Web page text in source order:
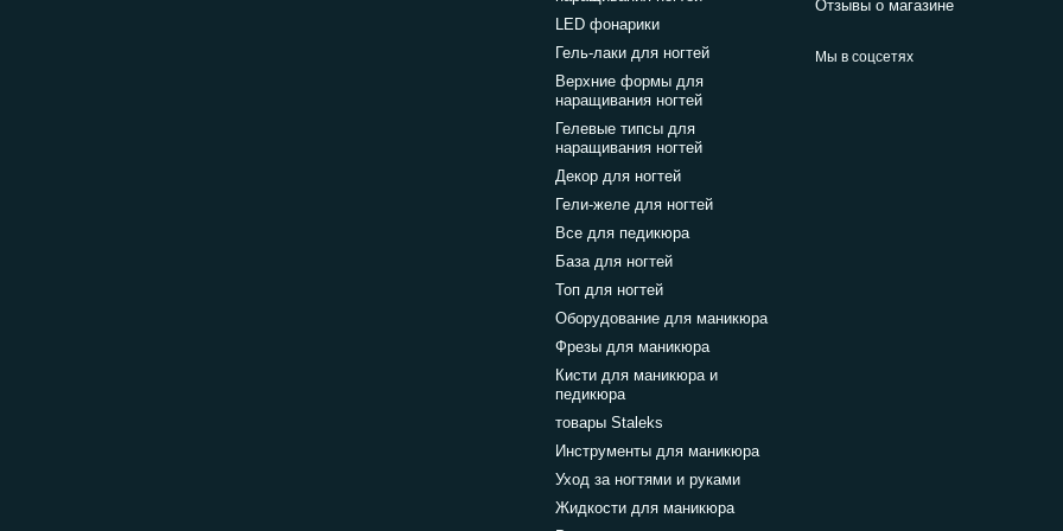
LED фонарики
Гель-лаки для ногтей
Верхние формы для
наращивания ногтей
Гелевые типсы для
наращивания ногтей
Декор для ногтей
Гели-желе для ногтей
Все для педикюра
База для ногтей
Топ для ногтей
Оборудование для маникюра
Фрезы для маникюра
Кисти для маникюра и
педикюра
товары Staleks
Инструменты для маникюра
Уход за ногтями и руками
Жидкости для маникюра
Отзывы о магазине
Мы в соцсетях